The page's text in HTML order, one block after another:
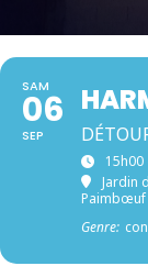
SAM
06
SEP
15h00
Jardin
Paimbœuf
Genre: